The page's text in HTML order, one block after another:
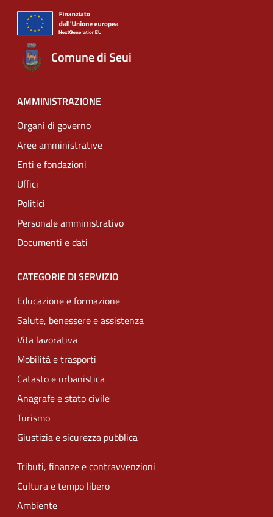
Comune di Seui
AMMINISTRAZIONE
Organi di governo
Aree amministrative
Enti e fondazioni
Uffici
Politici
Personale amministrativo
Documenti e dati
CATEGORIE DI SERVIZIO
Educazione e formazione
Salute, benessere e assistenza
Vita lavorativa
Mobilità e trasporti
Catasto e urbanistica
Anagrafe e stato civile
Turismo
Giustizia e sicurezza pubblica
Tributi, finanze e contravvenzioni
Cultura e tempo libero
Ambiente